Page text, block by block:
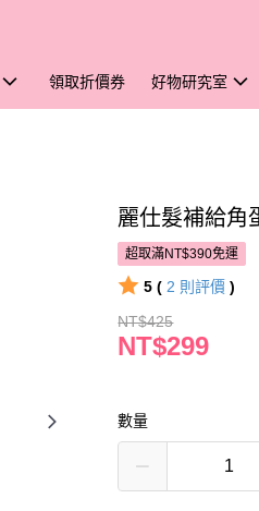
領取折價券 好物研究室
麗仕髮補給角
超取滿NT$390免運
5 ( 2 則評價 )
NT$425
NT$299
數量